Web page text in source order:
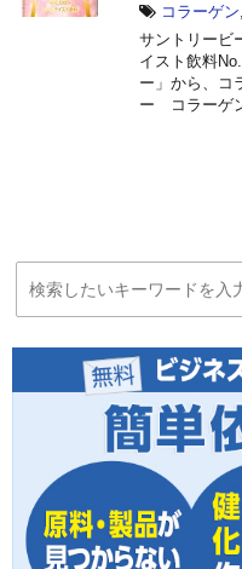
コラーゲン
サントリービ
イスト飲料
ー」から、コ
ー コラーゲ